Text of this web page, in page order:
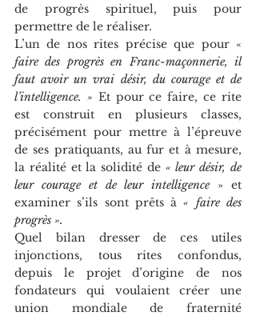
de progrès spirituel, puis pour
permettre de le réaliser.
L’un de nos rites précise que pour «
faire des progrès en Franc-maçonnerie, il
faut avoir un vrai désir, du courage et de
l’intelligence. » Et pour ce faire, ce rite
est construit en plusieurs classes,
précisément pour mettre à l’épreuve
de ses pratiquants, au fur et à mesure,
la réalité et la solidité de « leur désir, de
leur courage et de leur intelligence » et
examiner s’ils sont prêts à « faire des
progrès ».
Quel bilan dresser de ces utiles
injonctions, tous rites confondus,
depuis le projet d’origine de nos
fondateurs qui voulaient créer une
union mondiale de fraternité